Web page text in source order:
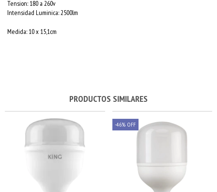
Tension: 180 a 260v
Intensidad Luminica: 2500lm
Medida: 10 x 15,1cm
PRODUCTOS SIMILARES
-46% OFF